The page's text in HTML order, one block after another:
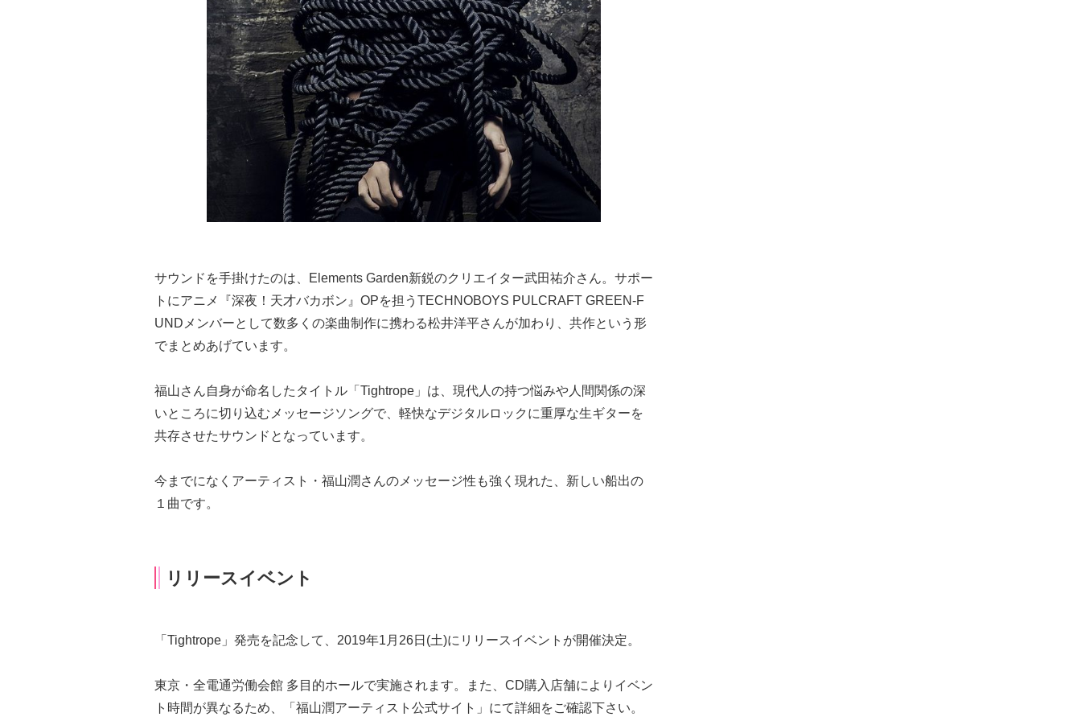
サウンドを手掛けたのは、Elements Garden新鋭のクリエイター武田祐介さん。サポー
トにアニメ『深夜！天才バカボン』OPを担うTECHNOBOYS PULCRAFT GREEN-F
UNDメンバーとして数多くの楽曲制作に携わる松井洋平さんが加わり、共作という形
でまとめあげています。
福山さん自身が命名したタイトル「Tightrope」は、現代人の持つ悩みや人間関係の深
いところに切り込むメッセージソングで、軽快なデジタルロックに重厚な生ギターを
共存させたサウンドとなっています。
今までになくアーティスト・福山潤さんのメッセージ性も強く現れた、新しい船出の
１曲です。
リリースイベント
「Tightrope」発売を記念して、2019年1月26日(土)にリリースイベントが開催決定。
東京・全電通労働会館 多目的ホールで実施されます。また、CD購入店舗によりイベン
ト時間が異なるため、「福山潤アーティスト公式サイト」にて詳細をご確認下さい。